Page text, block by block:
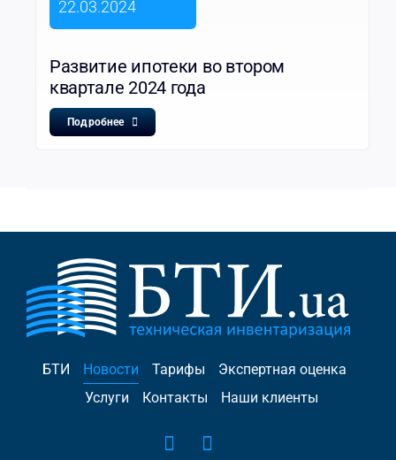
22.03.2024
Развитие ипотеки во втором
квартале 2024 года
Подробнее
БТИ Новости Тарифы
Экспертная оценка
Услуги
Контакты Наши клиенты